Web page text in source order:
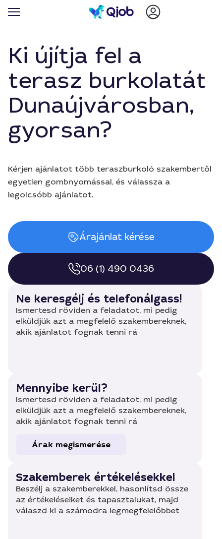
Ki újítja fel a
terasz burkolatát
Dunaújvárosban,
gyorsan?
Kérjen ajánlatot több teraszburkoló szakembertől
egyetlen gombnyomással, és válassza a
legolcsóbb ajánlatot.
Árajánlat kérése
06 (1) 490 0436
Ne keresgélj és telefonálgass!
Ismertesd röviden a feladatot, mi pedig
elküldjük azt a megfelelő szakembereknek,
akik ajánlatot fognak tenni rá
Mennyibe kerül?
Ismertesd röviden a feladatot, mi pedig
elküldjük azt a megfelelő szakembereknek,
akik ajánlatot fognak tenni rá
Árak megismerése
Szakemberek értékelésekkel
Beszélj a szakemberekkel, hasonlítsd össze
az értékeléseiket és tapasztalukat, majd
válaszd ki a számodra legmegfelelőbbet